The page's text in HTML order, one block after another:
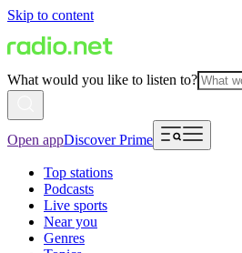
Skip to content
What would you like to listen to?
Open appDiscover Prime
Top stations
Podcasts
Live sports
Near you
Genres